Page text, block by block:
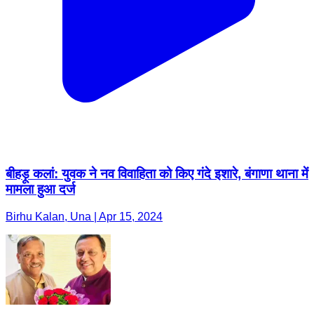
बीहड़ू कलां: युवक ने नव विवाहिता को किए गंदे इशारे, बंगाणा थाना में
मामला हुआ दर्ज
Birhu Kalan, Una | Apr 15, 2024